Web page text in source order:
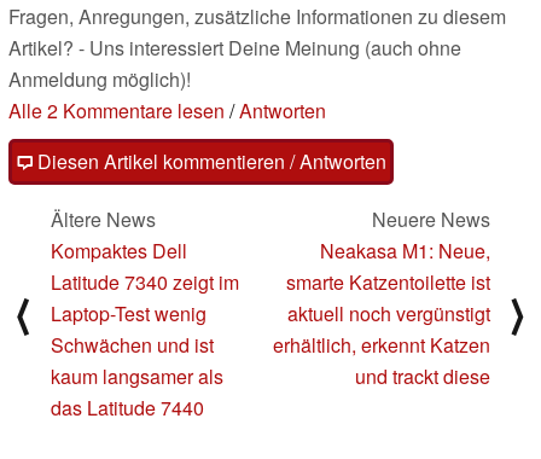
Fragen, Anregungen, zusätzliche Informationen zu diesem
Artikel? - Uns interessiert Deine Meinung (auch ohne
Anmeldung möglich)!
Alle 2 Kommentare lesen /Antworten
Diesen Artikel kommentieren / Antworten
⟨
Ältere News
Kompaktes Dell
Latitude 7340 zeigt im
Laptop-Test wenig
Schwächen und ist
kaum langsamer als
das Latitude 7440
Neuere News
Neakasa M1: Neue,
smarte Katzentoilette ist
aktuell noch vergünstigt
erhältlich, erkennt Katzen
und trackt diese
⟩